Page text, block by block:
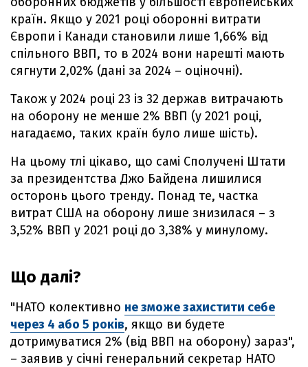
країн. Якщо у 2021 році оборонні витрати
Європи і Канади становили лише 1,66% від
спільного ВВП, то в 2024 вони нарешті мають
сягнути 2,02% (дані за 2024 – оціночні).
Також у 2024 році 23 із 32 держав витрачають
на оборону не менше 2% ВВП (у 2021 році,
нагадаємо, таких країн було лише шість).
На цьому тлі цікаво, що самі Сполучені Штати
за президентства Джо Байдена лишилися
осторонь цього тренду. Понад те, частка
витрат США на оборону лише знизилася – з
3,52% ВВП у 2021 році до 3,38% у минулому.
Що далі?
"НАТО колективно не зможе захистити себе
через 4 або 5 років, якщо ви будете
дотримуватися 2% (від ВВП на оборону) зараз",
– заявив у січні генеральний секретар НАТО